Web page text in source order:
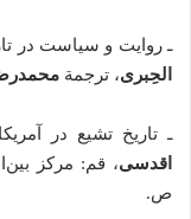
ـ روایت و سیاست در
الحِبری، ترجمة
ـ تاریخ تشیع در
اقدسی
ص.